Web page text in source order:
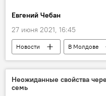
Евгений Чебан
27 июня 2021, 16:45
Новости В Молдове
апелляция
избирательные участки за
диаспора
Неожиданные свойства
семь